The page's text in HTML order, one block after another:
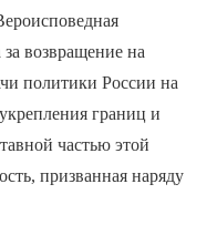
возвращение на
политики России на
границ и
частью этой
призванная наряду